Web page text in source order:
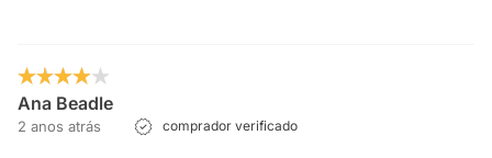
Ana Beadle
2 anos atrás comprador verificado